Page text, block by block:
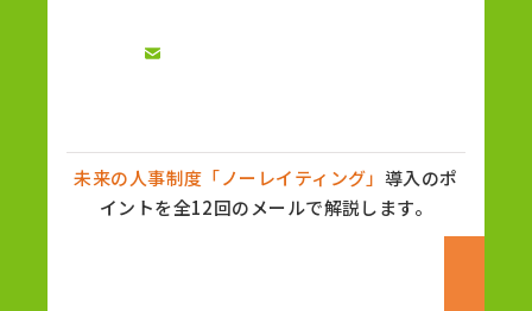
未来の人事制度「ノーレイティング」 導入のポ
イントを全12回のメールで解説します。